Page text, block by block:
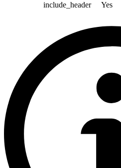
include_header
Yes